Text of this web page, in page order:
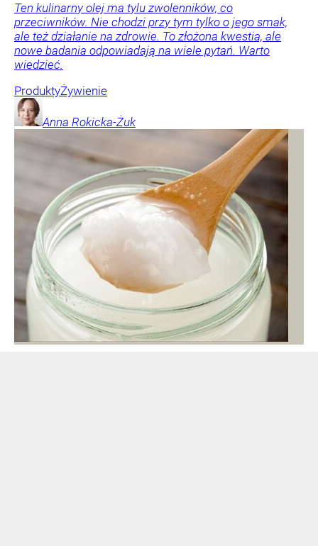
Ten kulinarny olej ma tylu zwolenników, co
przeciwników. Nie chodzi przy tym tylko o jego smak,
ale też działanie na zdrowie. To złożona kwestia, ale
nowe badania odpowiadają na wiele pytań. Warto
wiedzieć.
ProduktyŻywienie
Anna Rokicka-Żuk